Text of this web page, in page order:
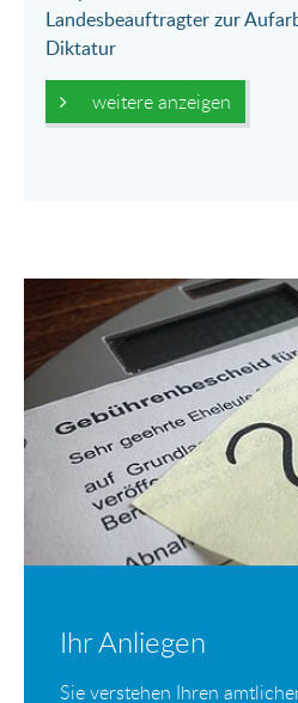
Landesbeauftragter zur
Diktatur
weitere anzeigen
Ihr Anliegen
Sie verstehen Ihren